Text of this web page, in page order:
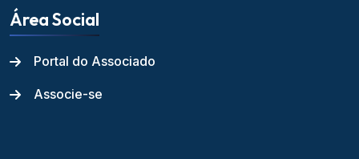
Área Social
Portal do Associado
Associe-se